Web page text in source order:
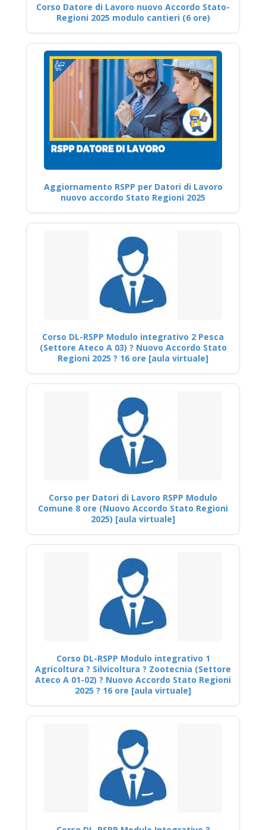
Corso Datore di Lavoro nuovo Accordo Stato-
Regioni 2025 modulo cantieri (6 ore)
Aggiornamento RSPP per Datori di Lavoro
nuovo accordo Stato Regioni 2025
Corso DL-RSPP Modulo integrativo 2 Pesca
(Settore Ateco A 03) ? Nuovo Accordo Stato
Regioni 2025 ? 16 ore [aula virtuale]
Corso per Datori di Lavoro RSPP Modulo
Comune 8 ore (Nuovo Accordo Stato Regioni
2025) [aula virtuale]
Corso DL-RSPP Modulo integrativo 1
Agricoltura ? Silvicoltura ? Zootecnia (Settore
Ateco A 01-02) ? Nuovo Accordo Stato Regioni
2025 ? 16 ore [aula virtuale]